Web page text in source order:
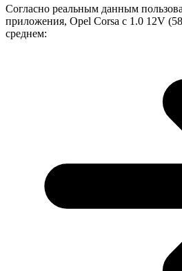
Согласно реальным данным
приложения, Opel Corsa с 1.0 12V
среднем: